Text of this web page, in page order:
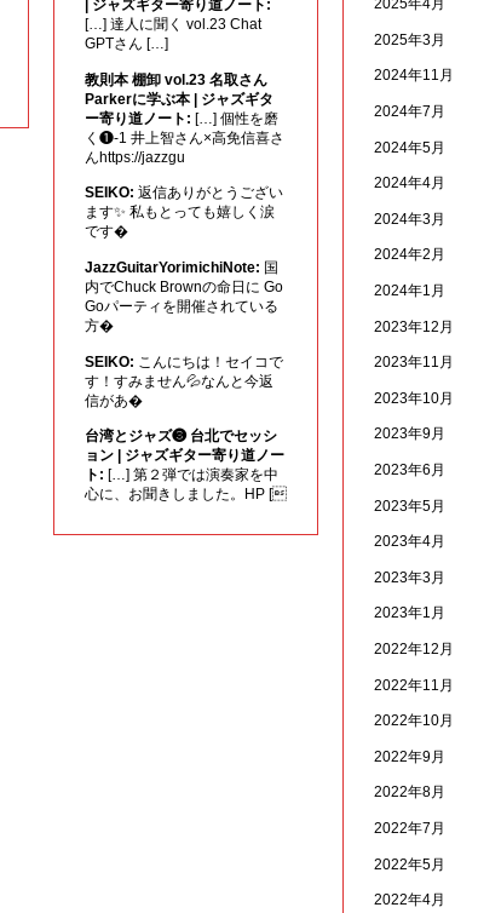
| ジャズギター寄り道ノート:
[…] 達人に聞く vol.23 Chat
GPTさん […]
教則本 棚卸 vol.23 名取さん
Parkerに学ぶ本 | ジャズギタ
ー寄り道ノート: […] 個性を磨
く❶-1 井上智さん×高免信喜さ
んhttps://jazzgu
SEIKO: 返信ありがとうござい
ます✨ 私もとっても嬉しく涙
です�
JazzGuitarYorimichiNote: 国
内でChuck Brownの命日に Go
Goパーティを開催されている
方�
SEIKO: こんにちは！セイコで
す！すみません💦なんと今返
信があ�
台湾とジャズ❸ 台北でセッシ
ョン | ジャズギター寄り道ノー
ト: […] 第２弾では演奏家を中
心に、お聞きしました。HP [
2025年4月
2025年3月
2024年11月
2024年7月
2024年5月
2024年4月
2024年3月
2024年2月
2024年1月
2023年12月
2023年11月
2023年10月
2023年9月
2023年6月
2023年5月
2023年4月
2023年3月
2023年1月
2022年12月
2022年11月
2022年10月
2022年9月
2022年8月
2022年7月
2022年5月
2022年4月